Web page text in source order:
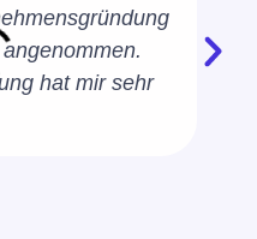
hat mir sehr